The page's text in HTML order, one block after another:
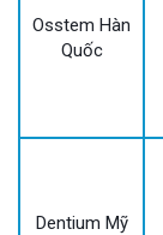
Osstem Hàn
Quốc
Dentium Mỹ